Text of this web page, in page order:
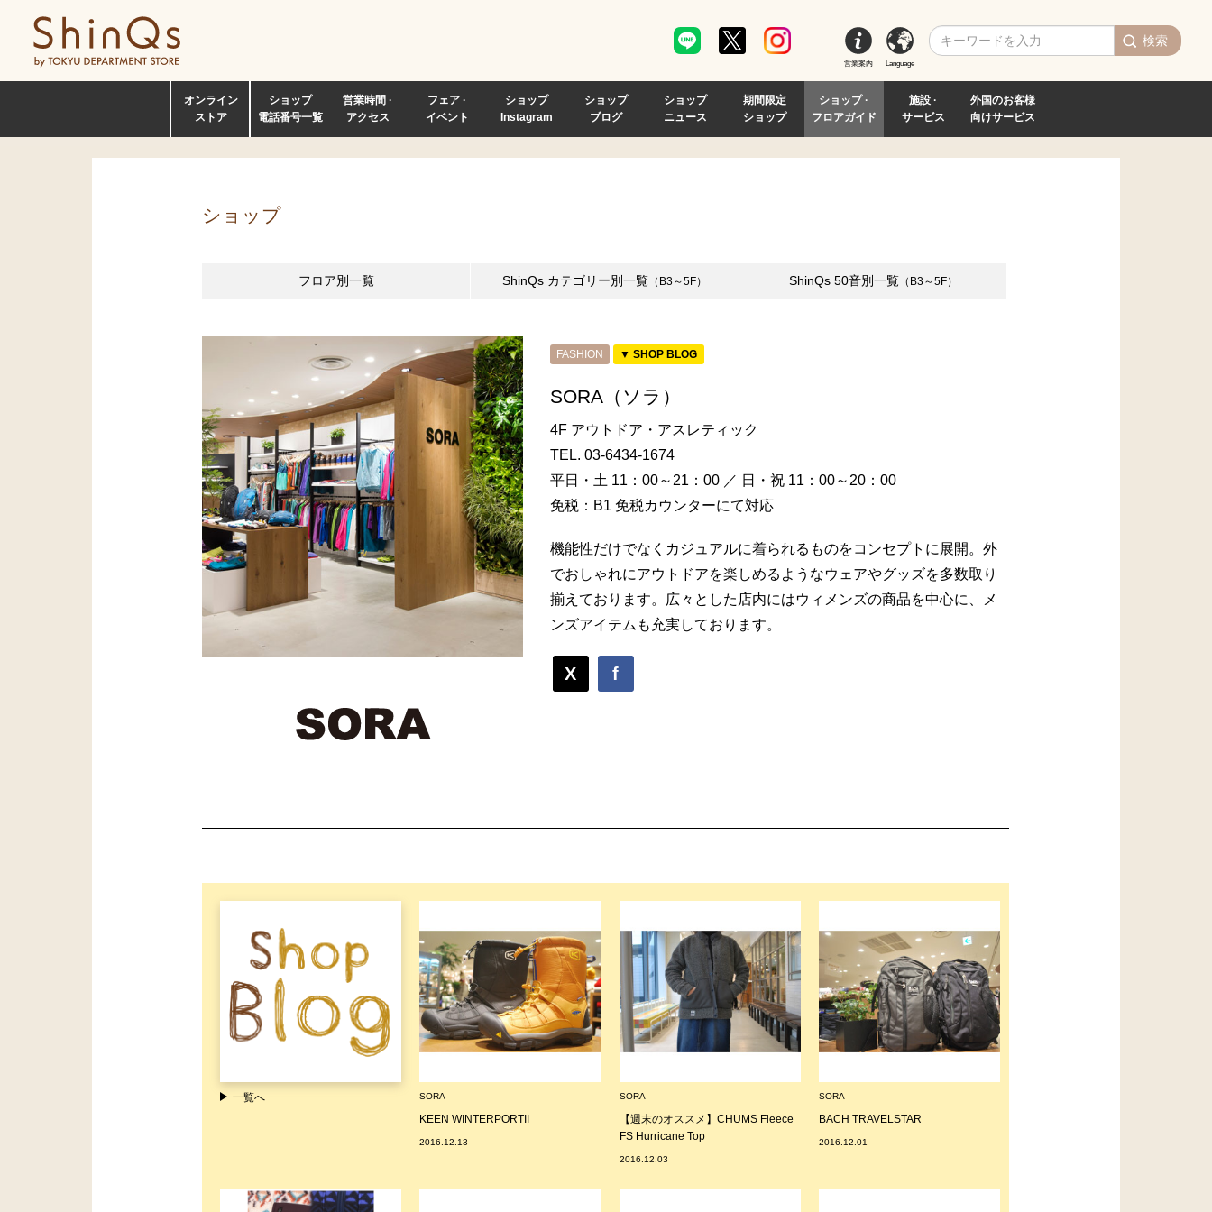
営業案内 Language
検索
オンライン
ストア
ショップ
電話番号一覧
営業時間 ·
アクセス
フェア ·
イベント
ショップ
Instagram
ショップ
ブログ
ショップ
ニュース
期間限定
ショップ
ショップ ·
フロアガイド
施設 ·
サービス
外国のお客様
向けサービス
ショップ
フロア別一覧 ShinQs カテゴリー別一覧 （B3～5F） ShinQs 50音別一覧 （B3～5F）
FASHION ▼ SHOP BLOG
SORA（ソラ）
4F アウトドア・アスレティック
TEL. 03-6434-1674
平日・土 11：00～21：00 ／ 日・祝 11：00～20：00
免税：B1 免税カウンターにて対応
機能性だけでなくカジュアルに着られるものをコンセプトに展開。外
でおしゃれにアウトドアを楽しめるようなウェアやグッズを多数取り
揃えております。広々とした店内にはウィメンズの商品を中心に、メ
ンズアイテムも充実しております。
X f